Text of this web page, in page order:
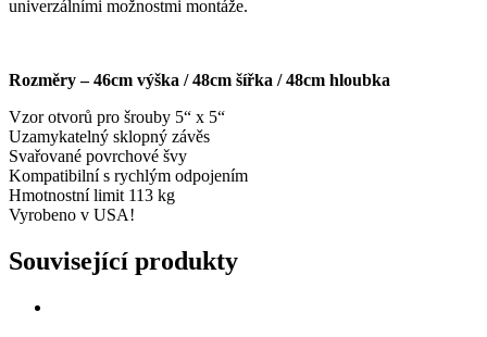
univerzálními možnostmi montáže.
Rozměry – 46cm výška / 48cm šířka / 48cm hloubka
Vzor otvorů pro šrouby 5“ x 5“
Uzamykatelný sklopný závěs
Svařované povrchové švy
Kompatibilní s rychlým odpojením
Hmotnostní limit 113 kg
Vyrobeno v USA!
Související produkty